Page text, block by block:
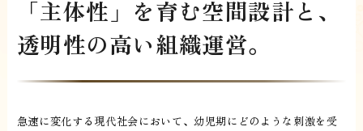
「主体性」を育む空間設計と、
透明性の高い組織運営。
急速に変化する現代社会において、幼児期にどのような刺激を受